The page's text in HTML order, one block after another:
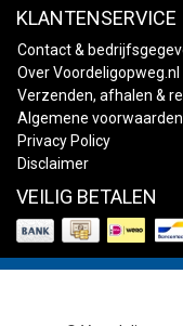
KLANTENSERVICE
Contact &
Over Voordeligopweg.nl
Verzenden, afhalen &
Algemene voorwaarden
Privacy Policy
Disclaimer
VEILIG BETALEN